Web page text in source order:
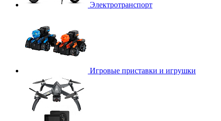
Электротранспорт
Игровые приставки и игрушки